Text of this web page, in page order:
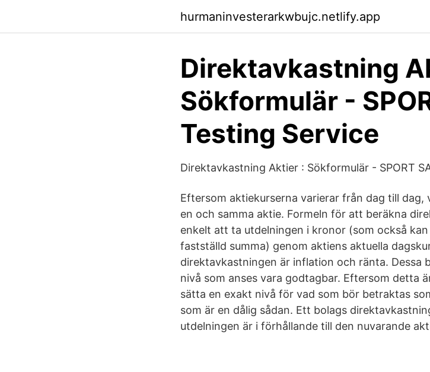
hurmaninvesterarkwbujc.netlify.app
Direktavkastning
Sökformulär -
Testing Service
Direktavkastning Aktier : Sökformulär - SPORT
Eftersom aktiekurserna varierar från dag till
en och samma aktie. Formeln för att beräkna
enkelt att ta utdelningen i kronor (som också
fastställd summa) genom aktiens aktuella
direktavkastningen är inflation och ränta. Dessa
nivå som anses vara godtagbar. Eftersom detta
sätta en exakt nivå för vad som bör betraktas
som är en dålig sådan. Ett bolags
utdelningen är i förhållande till den nuvarande